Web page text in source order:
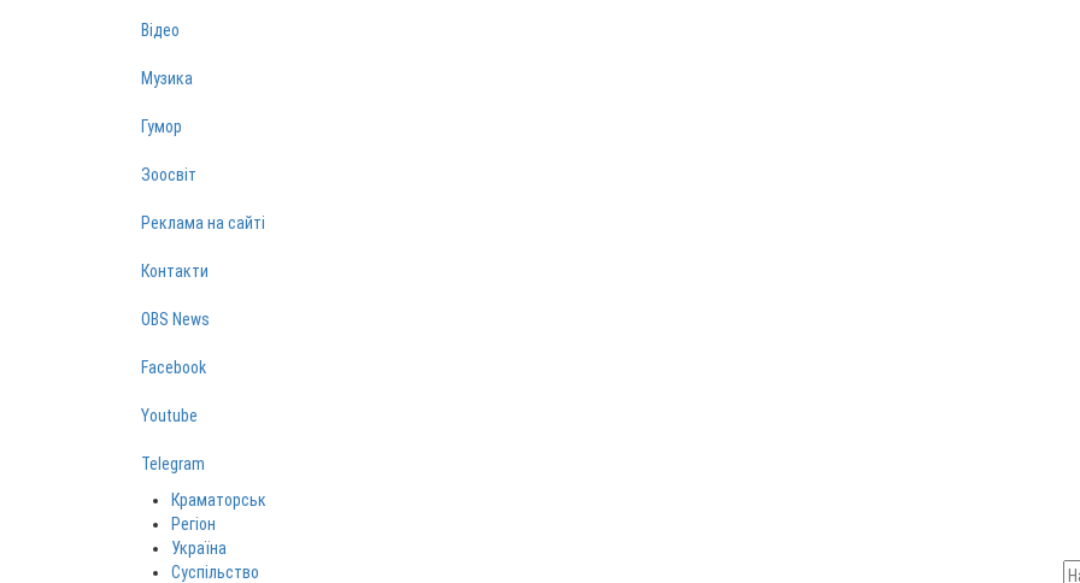
Відео
Музика
Гумор
Зоосвіт
Реклама на сайті
Контакти
OBS News
Facebook
Youtube
Telegram
Краматорськ
Регіон
Україна
Суспільство